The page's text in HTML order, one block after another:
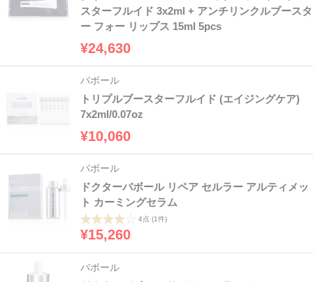
スターフルイド 3x2ml + アンチリンクルブースタ
ー フォー リップス 15ml 5pcs
¥24,630
バボール
トリプルブースターフルイド (エイジングケア)
7x2ml/0.07oz
¥10,060
バボール
ドクターバボール リペア セルラー アルティメッ
ト カーミングセラム
4点 (1件)
¥15,260
バボール